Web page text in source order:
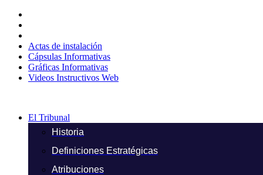
contenido
Actas de instalación
Cápsulas Informativas
Gráficas Informativas
Videos Instructivos Web
El Tribunal
Historia
Definiciones Estratégicas
Atribuciones